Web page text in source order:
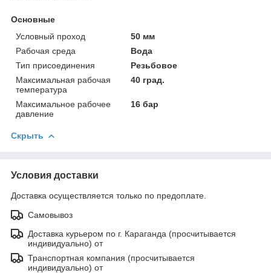
Основные
Условный проход
50 мм
Рабочая среда
Вода
Тип присоединения
Резьбовое
Максимальная рабочая
температура
40 град.
Максимальное рабочее
давление
16 бар
Скрыть
Условия доставки
Доставка осуществляется только по предоплате.
Самовывоз
Доставка курьером по г. Караганда (просчитывается
индивидуально) от
Транспортная компания (просчитывается
индивидуально) от